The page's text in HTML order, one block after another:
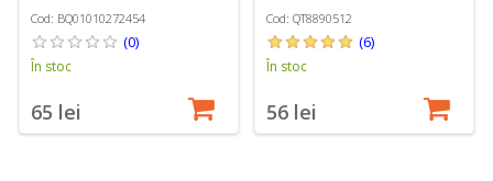
Cod: BQ01010272454
(0)
În stoc
65 lei
Cod: QT8890512
(6)
În stoc
56 lei